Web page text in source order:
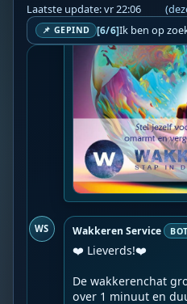
Laatste update: vr 22:06
📌 GEPIND [6/6]
WS Wakkeren Service BOT
❤️ Lieverds!❤️
De wakkerenchat
over 1 minuut en